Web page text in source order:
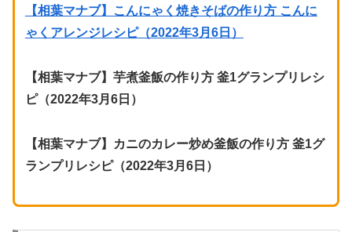
【相葉マナブ】こんにゃく焼きそばの作り方 こんに
ゃくアレンジレシピ（2022年3月6日）
【相葉マナブ】芋煮釜飯の作り方 釜1グランプリレシ
ピ（2022年3月6日）
【相葉マナブ】カニのカレー炒め釜飯の作り方 釜1グ
ランプリレシピ（2022年3月6日）